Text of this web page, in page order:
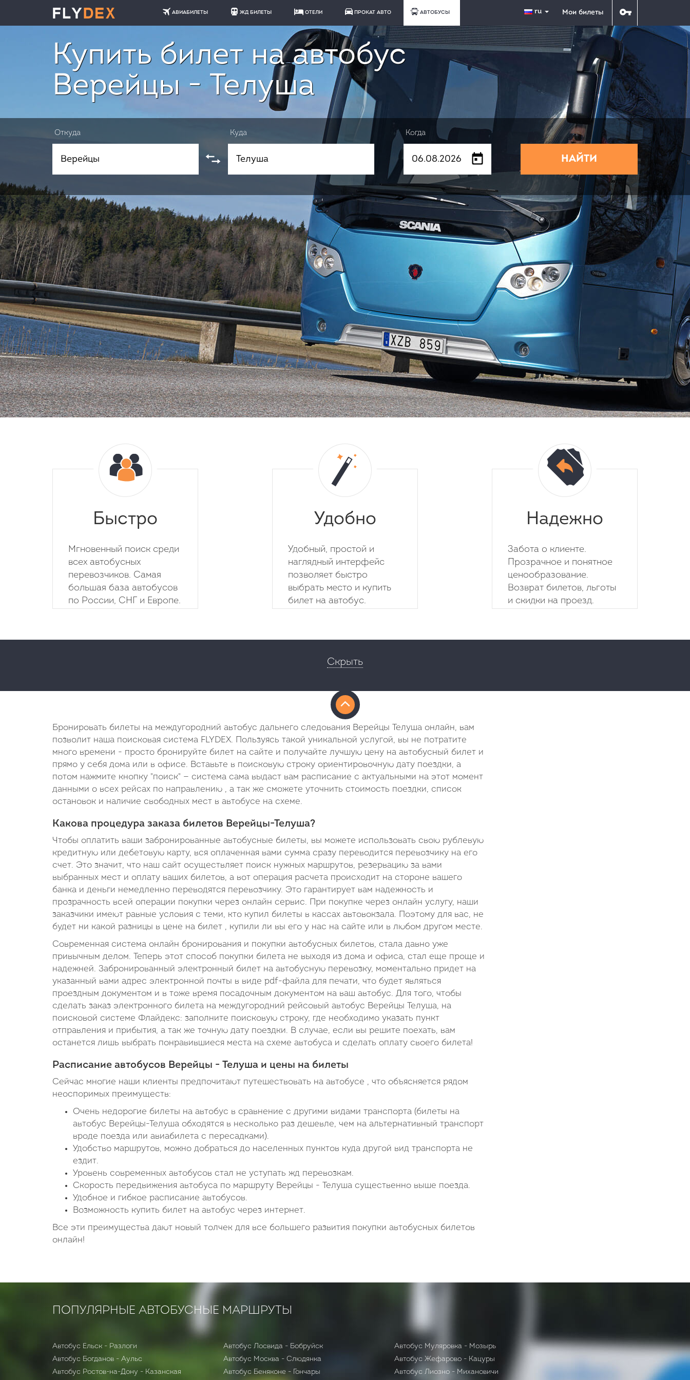
АВИАБИЛЕТЫ ЖД БИЛЕТЫ ОТЕЛИ ПРОКАТ АВТО АВТОБУСЫ ru Мои билеты
Купить билет на автобус
Верейцы - Телуша
Откуда Куда Когда
НАЙТИ
Быстро
Мгновенный поиск среди
всех автобусных
перевозчиков. Самая
большая база автобусов
по России, СНГ и Европе.
Удобно
Удобный, простой и
наглядный интерфейс
позволяет быстро
выбрать место и купить
билет на автобус.
Надежно
Забота о клиенте.
Прозрачное и понятное
ценообразование.
Возврат билетов, льготы
и скидки на проезд.
Скрыть
Бронировать билеты на междугородний автобус дальнего следования Верейцы Телуша онлайн, вам
позволит наша поисковая система FLYDEX. Пользуясь такой уникальной услугой, вы не потратите
много времени - просто бронируйте билет на сайте и получайте лучшую цену на автобусный билет и
прямо у себя дома или в офисе. Вставьте в поисковую строку ориентировочную дату поездки, а
потом нажмите кнопку "поиск" — система сама выдаст вам расписание с актуальными на этот момент
данными о всех рейсах по направлению , а так же сможете уточнить стоимость поездки, список
остановок и наличие свободных мест в автобусе на схеме.
Какова процедура заказа билетов Верейцы-Телуша?
Чтобы оплатить ваши забронированные автобусные билеты, вы можете использовать свою рублевую
кредитную или дебетовую карту, вся оплаченная вами сумма сразу переводится перевозчику на его
счет. Это значит, что наш сайт осуществляет поиск нужных маршрутов, резервацию за вами
выбранных мест и оплату ваших билетов, а вот операция расчета происходит на стороне вашего
банка и деньги немедленно переводятся перевозчику. Это гарантирует вам надежность и
прозрачность всей операции покупки через онлайн сервис. При покупке через онлайн услугу, наши
заказчики имеют равные условия с теми, кто купил билеты в кассах автовокзала. Поэтому для вас, не
будет ни какой разницы в цене на билет , купили ли вы его у нас на сайте или в любом другом месте.
Современная система онлайн бронирования и покупки автобусных билетов, стала давно уже
привычным делом. Теперь этот способ покупки билета не выходя из дома и офиса, стал еще проще и
надежней. Забронированный электронный билет на автобусную перевозку, моментально придет на
указанный вами адрес электронной почты в виде pdf-файла для печати, что будет являться
проездным документом и в тоже время посадочным документом на ваш автобус. Для того, чтобы
сделать заказ электронного билета на междугородний рейсовый автобус Верейцы Телуша, на
поисковой системе Флайдекс: заполните поисковую строку, где необходимо указать пункт
отправления и прибытия, а так же точную дату поездки. В случае, если вы решите поехать, вам
останется лишь выбрать понравившиеся места на схеме автобуса и сделать оплату своего билета!
Расписание автобусов Верейцы - Телуша и цены на билеты
Сейчас многие наши клиенты предпочитают путешествовать на автобусе , что объясняется рядом
неоспоримых преимуществ:
Очень недорогие билеты на автобус в сравнение с другими видами транспорта (билеты на
автобус Верейцы-Телуша обходятся в несколько раз дешевле, чем на альтернативный транспорт
вроде поезда или авиабилета с пересадками).
Удобство маршрутов, можно добраться до населенных пунктов куда другой вид транспорта не
ездит.
Уровень современных автобусов стал не уступать жд перевозкам.
Скорость передвижения автобуса по маршруту Верейцы - Телуша существенно выше поезда.
Удобное и гибкое расписание автобусов.
Возможность купить билет на автобус через интернет.
Все эти преимущества дают новый толчек для все большего развития покупки автобусных билетов
онлайн!
ПОПУЛЯРНЫЕ АВТОБУСНЫЕ МАРШРУТЫ
Автобус Ельск - Разлоги
Автобус Богданов - Аульс
Автобус Ростов-на-Дону - Казанская
Автобус Лосвида - Бобруйск
Автобус Москва - Слюдянка
Автобус Беняконе - Гончары
Автобус Муляровка - Мозырь
Автобус Жефарово - Кацуры
Автобус Лиозно - Михановичи